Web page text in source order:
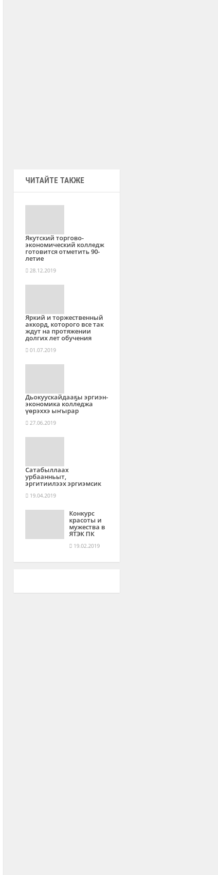
ЧИТАЙТЕ ТАКЖЕ
Якутский торгово-
экономический колледж
готовится отметить 90-
летие
28.12.2019
Яркий и торжественный
аккорд, которого все так
ждут на протяжении
долгих лет обучения
01.07.2019
Дьокуускайдааҕы эргиэн-
экономика колледжа
үөрэххэ ыҥырар
27.06.2019
Сатабыллаах
урбаанньыт,
эргитиилээх эргиэмсик
19.04.2019
Конкурс
красоты и
мужества в
ЯТЭК ПК
19.02.2019